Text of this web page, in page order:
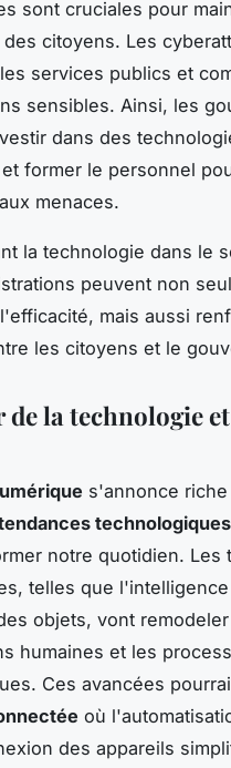
sont cruciales pour
citoyens. Les
services publics et
sensibles. Ainsi, les
dans des
former le personnel
menaces.
la technologie dans le
peuvent non
mais aussi
les citoyens et le
la technologie
s'annonce
technologiques
notre quotidien. Les
telles que
objets, vont
humaines et les
Ces avancées
où
des appareils